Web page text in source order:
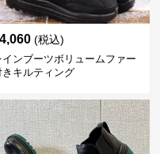
(税込)
インブーツボリュームファー
きキルティング